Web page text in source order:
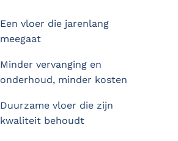
Een vloer die jarenlang
meegaat
Minder vervanging en
onderhoud, minder kosten
Duurzame vloer die zijn
kwaliteit behoudt